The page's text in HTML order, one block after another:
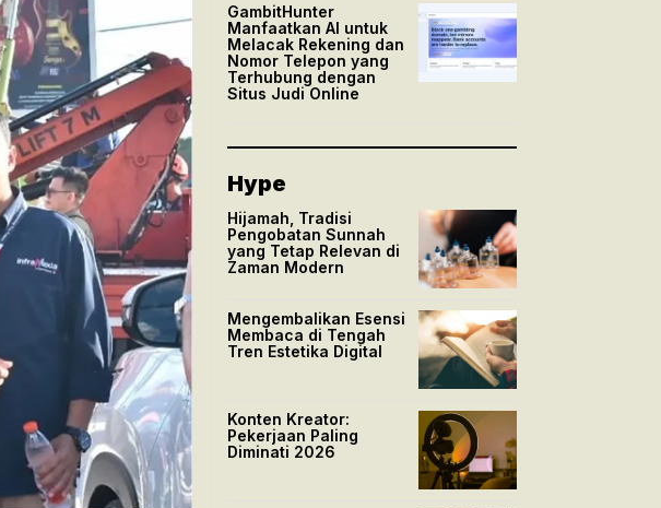
GambitHunter
Manfaatkan AI untuk
Melacak Rekening dan
Nomor Telepon yang
Terhubung dengan
Situs Judi Online
Hype
Hijamah, Tradisi
Pengobatan Sunnah
yang Tetap Relevan di
Zaman Modern
Mengembalikan Esensi
Membaca di Tengah
Tren Estetika Digital
Konten Kreator:
Pekerjaan Paling
Diminati 2026